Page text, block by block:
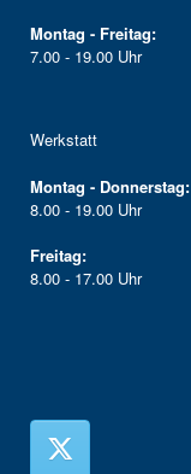
Montag - Freitag:
7.00 - 19.00 Uhr
Werkstatt
Montag - Donnerstag:
8.00 - 19.00 Uhr
Freitag:
8.00 - 17.00 Uhr